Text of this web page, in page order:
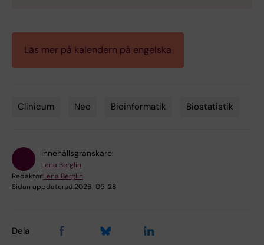
Läs mer på kalendern på engelska
Clinicum Neo Bioinformatik Biostatistik
Innehållsgranskare:
Lena Berglin
Redaktör:Lena Berglin
Sidan uppdaterad:2026-05-28
Dela